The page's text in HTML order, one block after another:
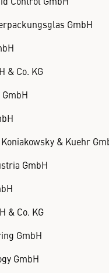
GmbH
& Co. KG
& Kuehr
GmbH
& Co. KG
GmbH
GmbH